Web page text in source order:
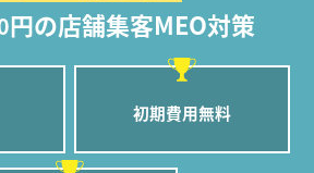
円の店舗集客MEO対策
初期費用無料